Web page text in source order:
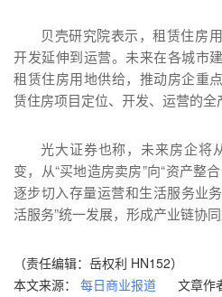
贝壳研究院表示，租赁住房
开发延伸到运营。未来在各城市
租赁住房用地供给，推动房企重
赁住房项目定位、开发、运营的全
光大证券也称，未来房企将
变，从“买地造房卖房”向“资产整
逐步切入存量运营和生活服务业
活服务”统一发展，形成产业链协同
（责任编辑：岳权利 HN152）
本文来源：
每日商业报道 文章作